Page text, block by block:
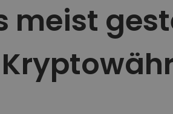
ich für 100 € gekauft
es heute wert
Tresor
Sparen Sie Krypto für Ihre Zukunft
Wiederkehrender Kauf
Regelmäßig geplante Investitionen (DCA)
meist